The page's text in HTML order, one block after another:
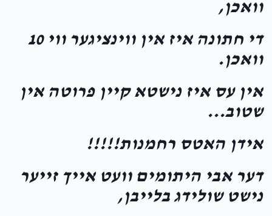
וואכן,
די חתונה איז אין ווינציגער ווי 10
וואכן.
אין עס איז נישטא קיין פרוטה אין
שטוב...
אידן האטס רחמנות!!!!!
דער אבי היתומים וועט אייך זייער
נישט שולידג בלייבן,